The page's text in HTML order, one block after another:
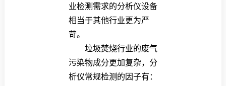
业检测需求的分析仪设备
相当于其他行业更为严
苛。
垃圾焚烧行业的废气
污染物成分更加复杂，分
析仪常规检测的因子有：